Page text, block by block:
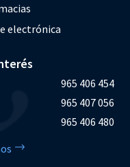
electrónica
965 406 454
965 407 056
965 406 480